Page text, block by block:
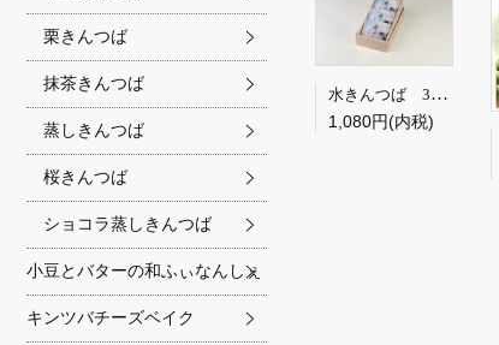
水きんつば 3個箱
1,080円(内税)
栗きんつば
抹茶きんつば
蒸しきんつば
桜きんつば
ショコラ蒸しきんつば
小豆とバターの和ふぃなんしぇ
キンツバチーズベイク